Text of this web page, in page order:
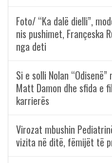
Foto/ “Ka dalë dielli”,
nis pushimet, Françeska
nga deti
Si e solli Nolan
Matt Damon dhe sfida e
karrierës
Virozat mbushin
vizita në ditë, fëmijët të